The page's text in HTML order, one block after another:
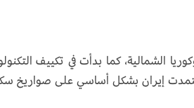
الشمالية، كما بدأت في تكييف
إيران بشكل أساسي على صواريخ